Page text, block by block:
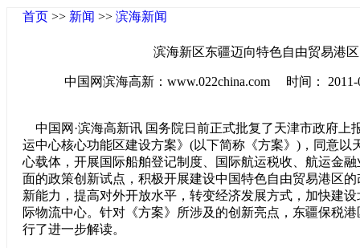
首页 >> 新闻 >> 滨海新闻
滨海新区东疆迈向特色自由贸易港区
中国网滨海高新：www.022china.com 时间： 2011-
中国网·滨海高新讯 国务院日前正式批复了天津市政府上
运中心核心功能区建设方案》(以下简称《方案》)，同意以
心载体，开展国际船舶登记制度、国际航运税收、航运金
面的政策创新试点，积极开展建设中国特色自由贸易港区
新能力，提高对外开放水平，转变经济发展方式，加快建
际物流中心。针对《方案》所涉及的创新亮点，东疆保税
行了进一步解读。